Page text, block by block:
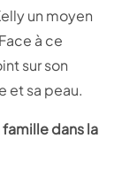
un moyen
à ce
sur son
et sa peau.
famille dans la